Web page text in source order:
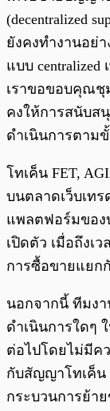
(decentralized
ยังคงทำงานอย่
แบบ
เราขอขอบคุณชุ
คงให้การสนับส
ดำเนินการตาม
โทเค็น FET,
บนตลาดเว็บเท
แพลตฟอร์มของ
เปิดตัว เมื่อถึงเ
การซื้อขายแยก
นอกจากนี้ ทีมงา
ดำเนินการใดๆ
ต่อไปโดยไม่มีค
กับสัญญาโทเค็น
กระบวนการย้า